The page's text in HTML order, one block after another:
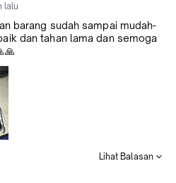
lalu
barang sudah sampai mudah-
dan tahan lama dan semoga
Lihat Balasan